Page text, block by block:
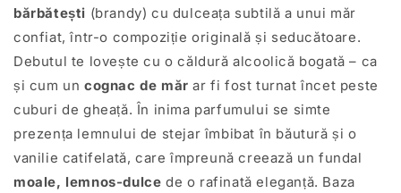
bărbătești (brandy) cu dulceața subtilă a unui măr
confiat, într-o compoziție originală și seducătoare.
Debutul te lovește cu o căldură alcoolică bogată – ca
și cum un cognac de măr ar fi fost turnat încet peste
cuburi de gheață. În inima parfumului se simte
prezența lemnului de stejar îmbibat în băutură și o
vanilie catifelată, care împreună creează un fundal
moale, lemnos-dulce de o rafinată eleganță. Baza